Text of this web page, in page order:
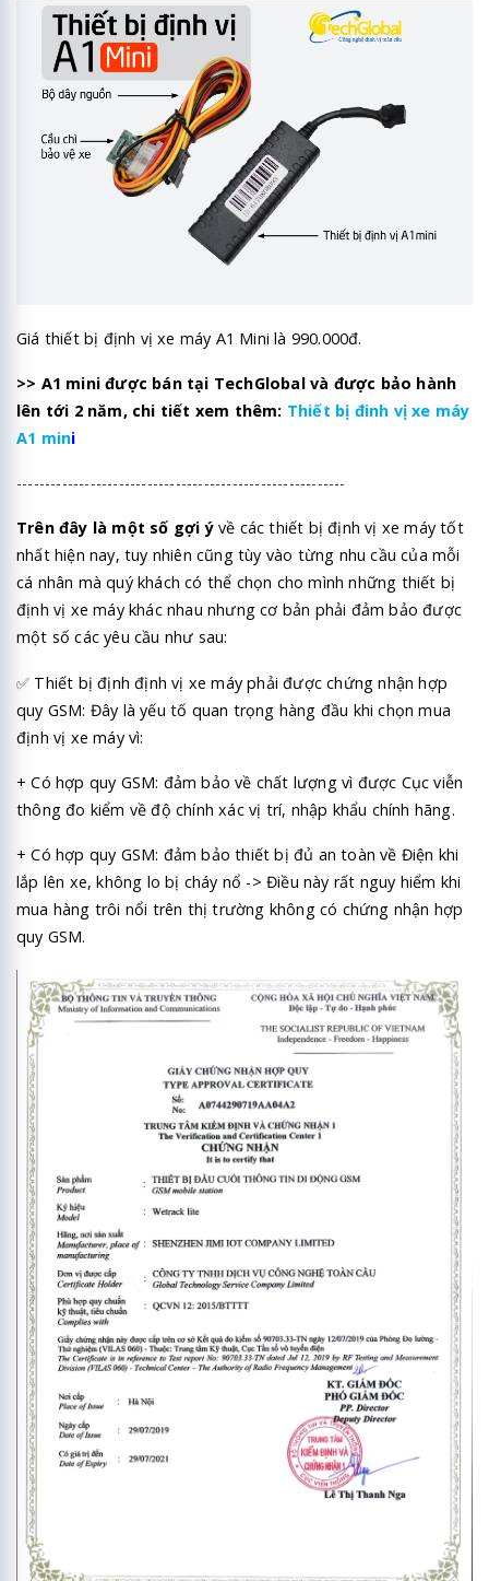
Giá thiết bị định vị xe máy A1 Mini là 990.000đ.
>> A1 mini được bán tại TechGlobal và được bảo hành
lên tới 2 năm, chi tiết xem thêm: Thiết bị đinh vị xe máy
A1 mini
----------------------------------------------------------
Trên đây là một số gợi ý về các thiết bị định vị xe máy tốt
nhất hiện nay, tuy nhiên cũng tùy vào từng nhu cầu của mỗi
cá nhân mà quý khách có thể chọn cho mình những thiết bị
định vị xe máy khác nhau nhưng cơ bản phải đảm bảo được
một số các yêu cầu như sau:
✅ Thiết bị định định vị xe máy phải được chứng nhận hợp
quy GSM: Đây là yếu tố quan trọng hàng đầu khi chọn mua
định vị xe máy vì:
+ Có hợp quy GSM: đảm bảo về chất lượng vì được Cục viễn
thông đo kiểm về độ chính xác vị trí, nhập khẩu chính hãng.
+ Có hợp quy GSM: đảm bảo thiết bị đủ an toàn về Điện khi
lắp lên xe, không lo bị cháy nổ -> Điều này rất nguy hiểm khi
mua hàng trôi nổi trên thị trường không có chứng nhận hợp
quy GSM.